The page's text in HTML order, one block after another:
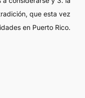
que esta vez
en Puerto Rico.